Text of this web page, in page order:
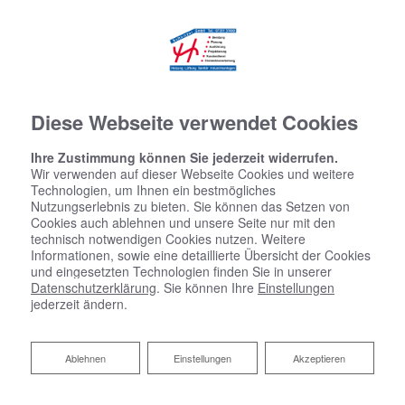
Diese Webseite verwendet Cookies
Ihre Zustimmung können Sie jederzeit widerrufen.
Wir verwenden auf dieser Webseite Cookies und weitere
Technologien, um Ihnen ein bestmögliches
Nutzungserlebnis zu bieten. Sie können das Setzen von
Cookies auch ablehnen und unsere Seite nur mit den
technisch notwendigen Cookies nutzen. Weitere
Informationen, sowie eine detaillierte Übersicht der Cookies
und eingesetzten Technologien finden Sie in unserer
Datenschutzerklärung. Sie können Ihre Einstellungen
jederzeit ändern.
Akzeptieren
Einstellungen
Ablehnen
Ablehnen